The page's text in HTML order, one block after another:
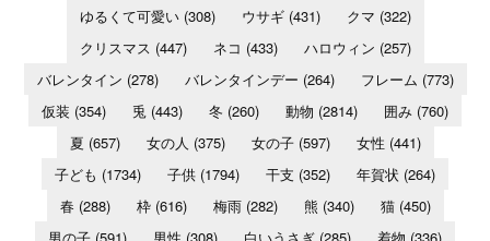
ゆるくて可愛い(308) ウサギ(431) クマ (322)
クリスマス (447) ネコ (433) ハロウィン (257)
バレンタイン (278) バレンタインデー (264) フレーム (773)
仮装 (354) 兎 (443) 冬 (260) 動物 (2814) 囲み (760)
夏 (657) 女の人 (375) 女の子(597) 女性 (441)
子ども (1734) 子供 (1794) 干支 (352) 年賀状 (264)
春(288) 枠(616) 梅雨(282) 熊 (340) 猫(450)